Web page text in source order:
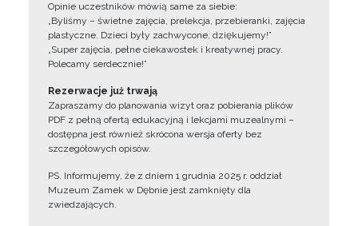
Opinie uczestników mówią same za siebie:
„Byliśmy – świetne zajęcia, prelekcja, przebieranki, zajęcia
plastyczne. Dzieci były zachwycone, dziękujemy!”
„Super zajęcia, pełne ciekawostek i kreatywnej pracy.
Polecamy serdecznie!”
Rezerwacje już trwają
Zapraszamy do planowania wizyt oraz pobierania plików
PDF z pełną ofertą edukacyjną i lekcjami muzealnymi –
dostępna jest również skrócona wersja oferty bez
szczegółowych opisów.
PS. Informujemy, że z dniem 1 grudnia 2025 r. oddział
Muzeum Zamek w Dębnie jest zamknięty dla
zwiedzających.